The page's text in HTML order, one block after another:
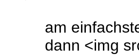
am
dann <img